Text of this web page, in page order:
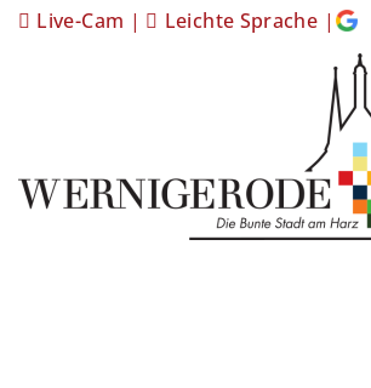
Live-Cam | Leichte Sprache |